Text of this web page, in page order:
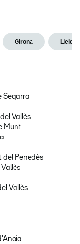
Girona Lleida
Segarra
del Vallès
Munt
del Penedès
Vallès
Vallès